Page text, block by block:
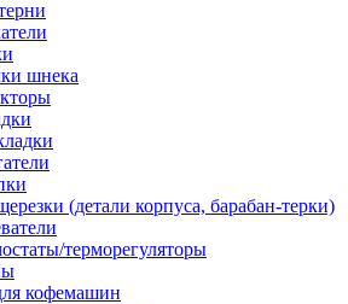
шнека
(детали корпуса, барабан-терки)
терморегуляторы
кофемашин